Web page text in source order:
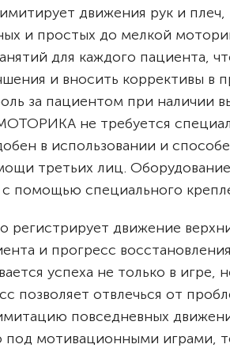
движения рук и плеч,
и простых до мелкой
для каждого пациента,
и вносить коррективы в
за пациентом при наличии
не требуется
в использовании и
третьих лиц.
помощью специального
регистрирует движение
и прогресс
успеха не только в игре,
позволяет отвлечься от
повседневных
под мотивационными играми,